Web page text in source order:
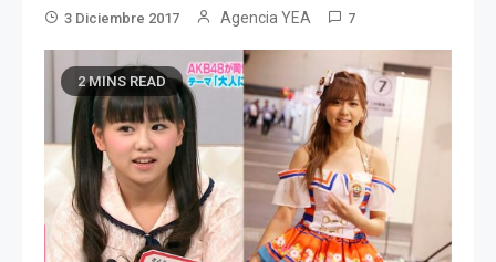
3 Diciembre 2017 Agencia YEA 7
2 MINS READ